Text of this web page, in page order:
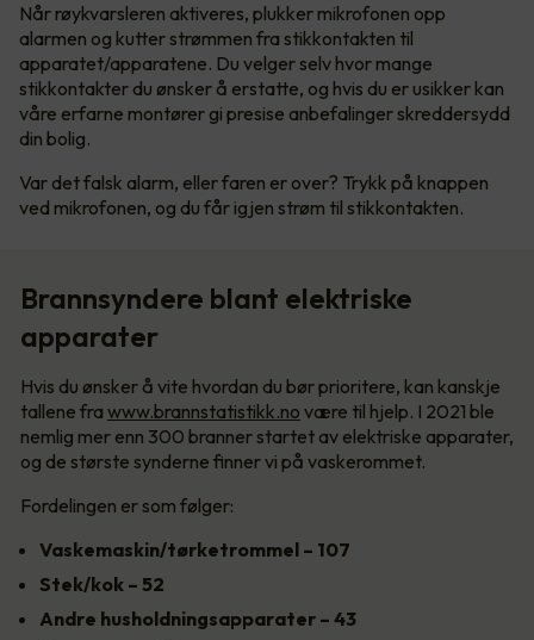
Når røykvarsleren aktiveres, plukker mikrofonen opp
alarmen og kutter strømmen fra stikkontakten til
apparatet/apparatene. Du velger selv hvor mange
stikkontakter du ønsker å erstatte, og hvis du er usikker kan
våre erfarne montører gi presise anbefalinger skreddersydd
din bolig.
Var det falsk alarm, eller faren er over? Trykk på knappen
ved mikrofonen, og du får igjen strøm til stikkontakten.
Brannsyndere blant elektriske
apparater
Hvis du ønsker å vite hvordan du bør prioritere, kan kanskje
tallene fra www.brannstatistikk.no være til hjelp. I 2021 ble
nemlig mer enn 300 branner startet av elektriske apparater,
og de største synderne finner vi på vaskerommet.
Fordelingen er som følger:
Vaskemaskin/tørketrommel – 107
Stek/kok – 52
Andre husholdningsapparater – 43